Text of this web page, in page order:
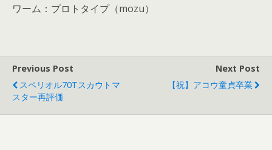
ワーム：プロトタイプ（mozu）
Previous Post
スペリオル70Tスカウトマ
スター再評価
Next Post
【祝】アコウ童貞卒業